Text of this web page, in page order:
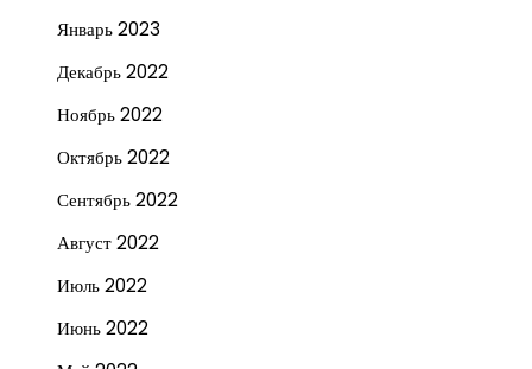
Январь 2023
Декабрь 2022
Ноябрь 2022
Октябрь 2022
Сентябрь 2022
Август 2022
Июль 2022
Июнь 2022